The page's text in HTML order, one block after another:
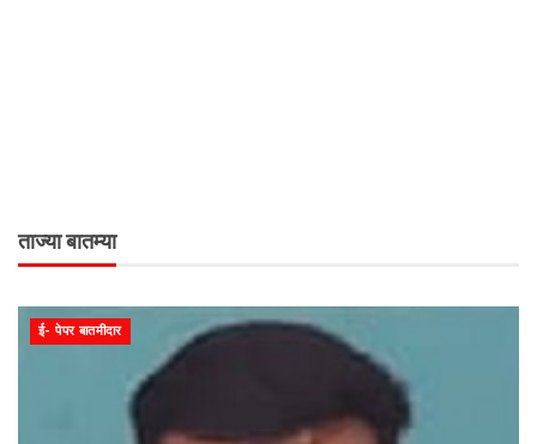
ताज्या बातम्या
ई- पेपर बातमीदार